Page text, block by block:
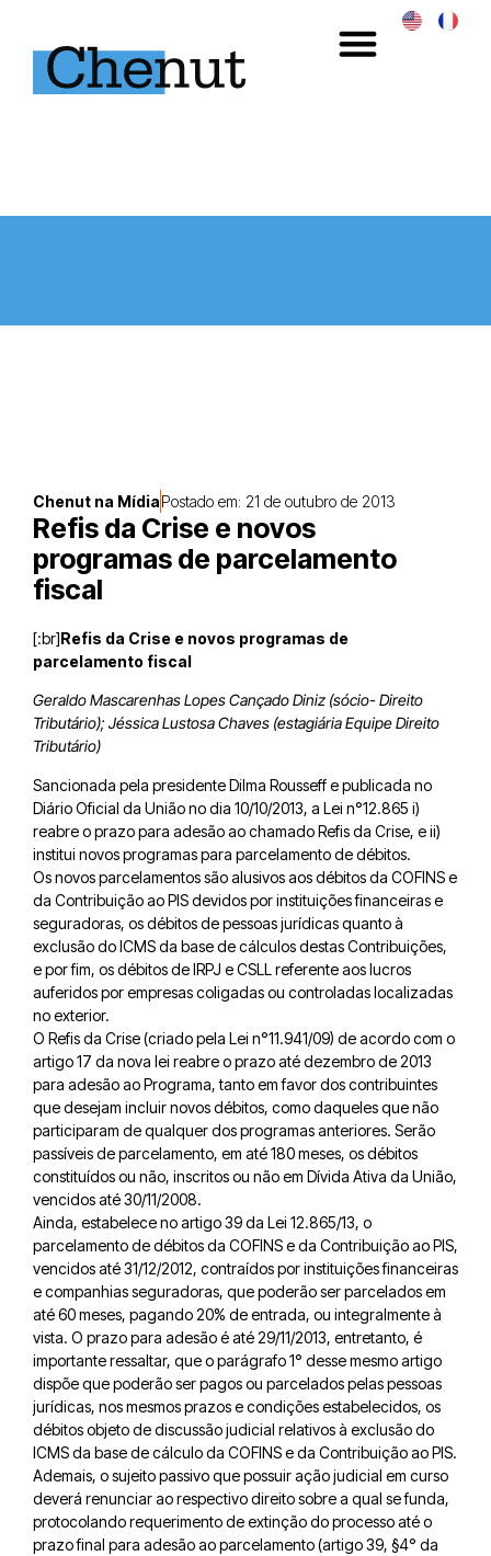
Chenut na MídiaPostado em: 21 de outubro de 2013
Refis da Crise e novos
programas de parcelamento
fiscal
[:br]Refis da Crise e novos programas de
parcelamento fiscal
Geraldo Mascarenhas Lopes Cançado Diniz (sócio- Direito
Tributário); Jéssica Lustosa Chaves (estagiária Equipe Direito
Tributário)
Sancionada pela presidente Dilma Rousseff e publicada no
Diário Oficial da União no dia 10/10/2013, a Lei n°12.865 i)
reabre o prazo para adesão ao chamado Refis da Crise, e ii)
institui novos programas para parcelamento de débitos.
Os novos parcelamentos são alusivos aos débitos da COFINS e
da Contribuição ao PIS devidos por instituições financeiras e
seguradoras, os débitos de pessoas jurídicas quanto à
exclusão do ICMS da base de cálculos destas Contribuições,
e por fim, os débitos de IRPJ e CSLL referente aos lucros
auferidos por empresas coligadas ou controladas localizadas
no exterior.
O Refis da Crise (criado pela Lei n°11.941/09) de acordo com o
artigo 17 da nova lei reabre o prazo até dezembro de 2013
para adesão ao Programa, tanto em favor dos contribuintes
que desejam incluir novos débitos, como daqueles que não
participaram de qualquer dos programas anteriores. Serão
passíveis de parcelamento, em até 180 meses, os débitos
constituídos ou não, inscritos ou não em Dívida Ativa da União,
vencidos até 30/11/2008.
Ainda, estabelece no artigo 39 da Lei 12.865/13, o
parcelamento de débitos da COFINS e da Contribuição ao PIS,
vencidos até 31/12/2012, contraídos por instituições financeiras
e companhias seguradoras, que poderão ser parcelados em
até 60 meses, pagando 20% de entrada, ou integralmente à
vista. O prazo para adesão é até 29/11/2013, entretanto, é
importante ressaltar, que o parágrafo 1° desse mesmo artigo
dispõe que poderão ser pagos ou parcelados pelas pessoas
jurídicas, nos mesmos prazos e condições estabelecidos, os
débitos objeto de discussão judicial relativos à exclusão do
ICMS da base de cálculo da COFINS e da Contribuição ao PIS.
Ademais, o sujeito passivo que possuir ação judicial em curso
deverá renunciar ao respectivo direito sobre a qual se funda,
protocolando requerimento de extinção do processo até o
prazo final para adesão ao parcelamento (artigo 39, §4° da